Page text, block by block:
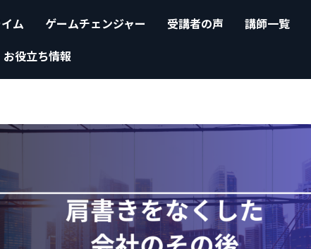
ム ゲームチェンジャー 受講者の声
講師一覧
お役立ち情報